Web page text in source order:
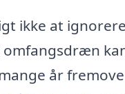
ikke at
år